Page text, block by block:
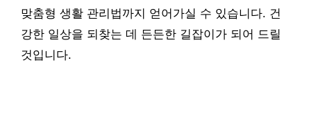
맞춤형 생활 관리법까지 얻어가실 수 있습니다. 건
강한 일상을 되찾는 데 든든한 길잡이가 되어 드릴
것입니다.